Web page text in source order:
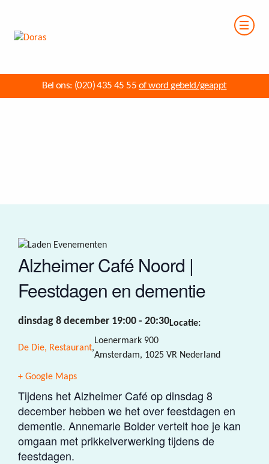
Bel ons: (020) 435 45 55 of word gebeld/geappt
Alzheimer Café Noord |
Feestdagen en dementie
dinsdag 8 december 19:00 - 20:30Locatie:
De Die, Restaurant,
Loenermark 900
Amsterdam, 1025 VR Nederland
+ Google Maps
Tijdens het Alzheimer Café op dinsdag 8
december hebben we het over feestdagen en
dementie. Annemarie Bolder vertelt hoe je kan
omgaan met prikkelverwerking tijdens de
feestdagen.